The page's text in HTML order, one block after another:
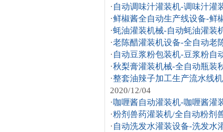
· 自动调味汁灌装机-调味汁灌
·鲜椒酱全自动生产线设备-鲜
·蚝油灌装机械-自动蚝油灌装
·老陈醋灌装机设备-全自动老
· 自动豆浆粉包装机-豆浆粉自
·秋梨膏灌装机械-全自动瓶装
·整套油辣子加工生产流水线
2020/12/04
·咖喱酱自动灌装机-咖喱酱灌
·粉剂兽药灌装机/全自动粉剂
· 自动洗发水灌装设备-洗发水